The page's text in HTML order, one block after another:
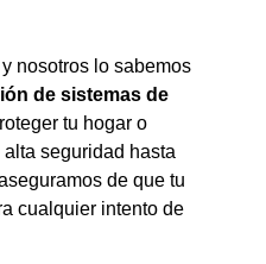
nosotros lo sabemos
de sistemas de
tu hogar o
seguridad hasta
de que tu
cualquier intento de